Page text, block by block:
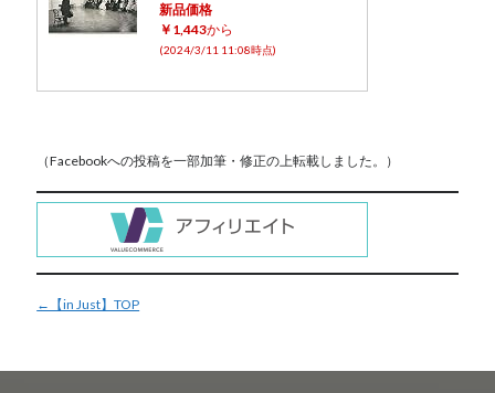
新品価格
￥1,443から
(2024/3/11 11:08時点)
（Facebookへの投稿を一部加筆・修正の上転載しました。）
←【in Just】TOP